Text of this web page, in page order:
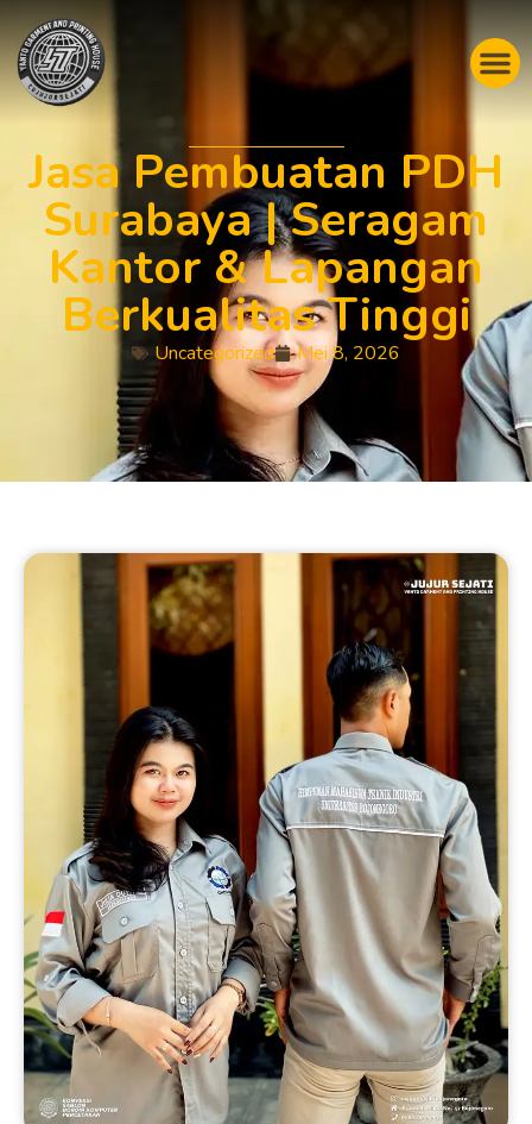
Jasa Pembuatan PDH
Surabaya | Seragam
Kantor & Lapangan
Berkualitas Tinggi
Uncategorized Mei 8, 2026